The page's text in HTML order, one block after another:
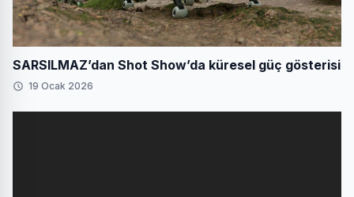
SARSILMAZ’dan Shot Show’da küresel güç gösterisi
19 Ocak 2026